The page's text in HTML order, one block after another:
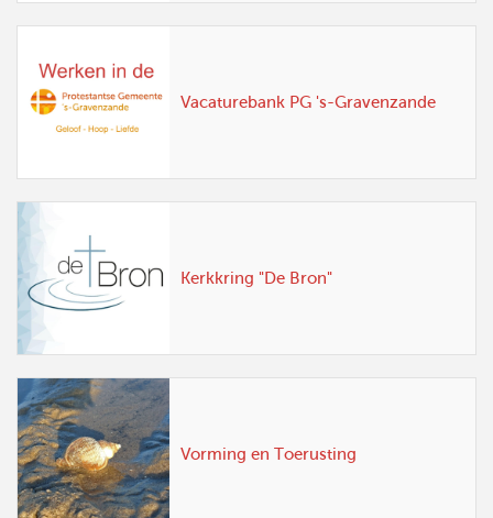
Vacaturebank PG 's-Gravenzande
Kerkkring "De Bron"
Vorming en Toerusting